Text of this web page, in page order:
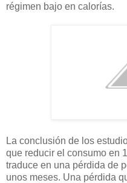
régimen bajo en calorías.
La conclusión de los
que reducir el consumo en
traduce en una pérdida de
unos meses. Una pérdida